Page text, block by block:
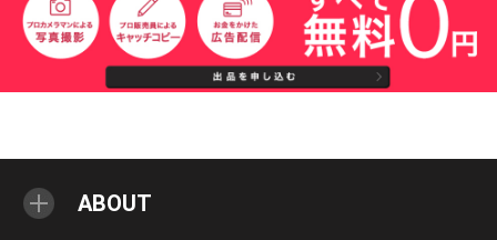
ABOUT